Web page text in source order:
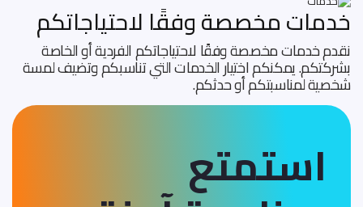
خدمات مخصصة وفقًا لاحتياجاتكم
نقدم خدمات مخصصة وفقًا لاحتياجاتكم الفردية أو الخاصة
بشركتكم. يمكنكم اختيار الخدمات التي تناسبكم وتضيف لمسة
شخصية لمناسبتكم أو حدثكم.
استمتع